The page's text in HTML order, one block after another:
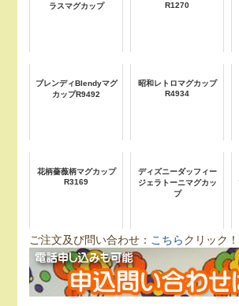
ラスマグカップ R1270
ブレンディBlendyマグ
カップR9492
昭和レトロマグカップ
R4934
花柄薔薇柄マグカップ
R3169
ディズニーダッフィー
ジェラトーニマグカッ
プ
ご注文及び問い合わせ： こちらクリック！